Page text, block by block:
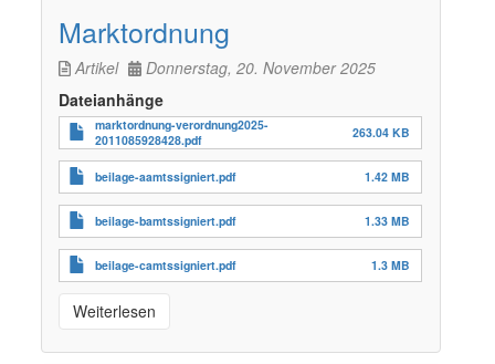
Marktordnung
Artikel
Donnerstag, 20. November 2025
Dateianhänge
marktordnung-verordnung2025-
2011085928428.pdf
263.04 KB
beilage-aamtssigniert.pdf 1.42 MB
beilage-bamtssigniert.pdf 1.33 MB
beilage-camtssigniert.pdf 1.3 MB
Weiterlesen